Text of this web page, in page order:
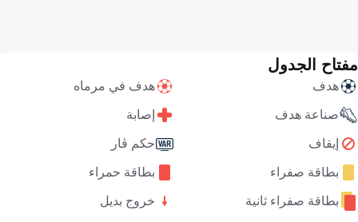
مفتاح الجدول
هدف هدف في مرماه
صناعة هدف إصابة
إيقاف حكم ڤار
بطاقة صفراء بطاقة حمراء
بطاقة صفراء ثانية خروج بديل